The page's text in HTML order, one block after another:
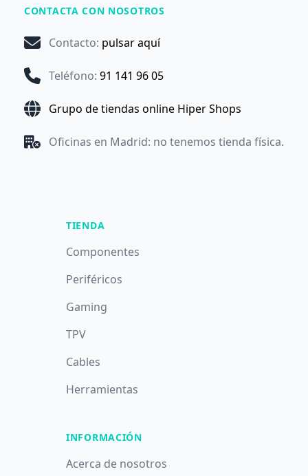
CONTACTA CON NOSOTROS
Contacto: pulsar aquí
Teléfono: 91 141 96 05
Grupo de tiendas online Hiper Shops
Oficinas en Madrid: no tenemos tienda física.
TIENDA
Componentes
Periféricos
Gaming
TPV
Cables
Herramientas
INFORMACIÓN
Acerca de nosotros